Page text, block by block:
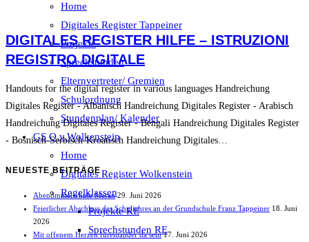
Home
Digitales Register Tappeiner
Projekte
Sprechstunden
Elternvertreter/ Gremien
Schulordnung
Stundenplan/ Kalender
GS O.v.Wolkenstein
Home
Digitales Register Wolkenstein
Regelklassen
Projekte RE
Sprechstunden RE
DIGITALES REGISTER HILFE – ISTRUZIONI
REGISTRO DIGITALE
Handouts for the digital register in various languages Handreichung
Digitales Register - Albanisch Handreichung Digitales Register - Arabisch
Handreichung Digitales Register - Bengali Handreichung Digitales Register
- Bosnisch-Serbisch-Kroatisch Handreichung Digitales…
NEUESTE BEITRÄGE
Abendmittelschule Meran 29. Juni 2026
Feierlicher Abschluss des Schuljahres an der Grundschule Franz Tappeiner 18. Juni
2026
Mit offenem Herzen füreinander da sein 17. Juni 2026